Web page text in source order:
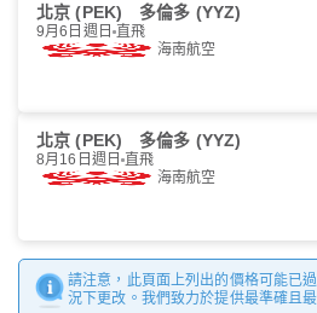
北京 (PEK) 多倫多 (YYZ)
9月6日週日 直飛
海南航空
北京 (PEK) 多倫多 (YYZ)
8月16日週日 直飛
海南航空
請注意，此頁面上列出的價格可能已
況下更改。我們致力於提供最準確且